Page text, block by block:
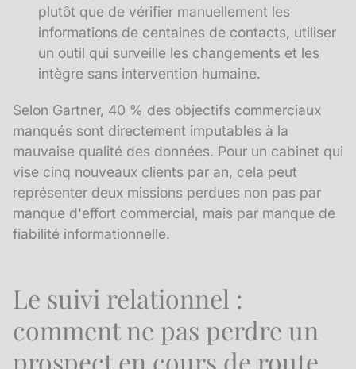
plutôt que de vérifier manuellement les
informations de centaines de contacts, utiliser
un outil qui surveille les changements et les
intègre sans intervention humaine.
Selon Gartner, 40 % des objectifs commerciaux
manqués sont directement imputables à la
mauvaise qualité des données. Pour un cabinet qui
vise cinq nouveaux clients par an, cela peut
représenter deux missions perdues non pas par
manque d'effort commercial, mais par manque de
fiabilité informationnelle.
Le suivi relationnel :
comment ne pas perdre un
prospect en cours de route